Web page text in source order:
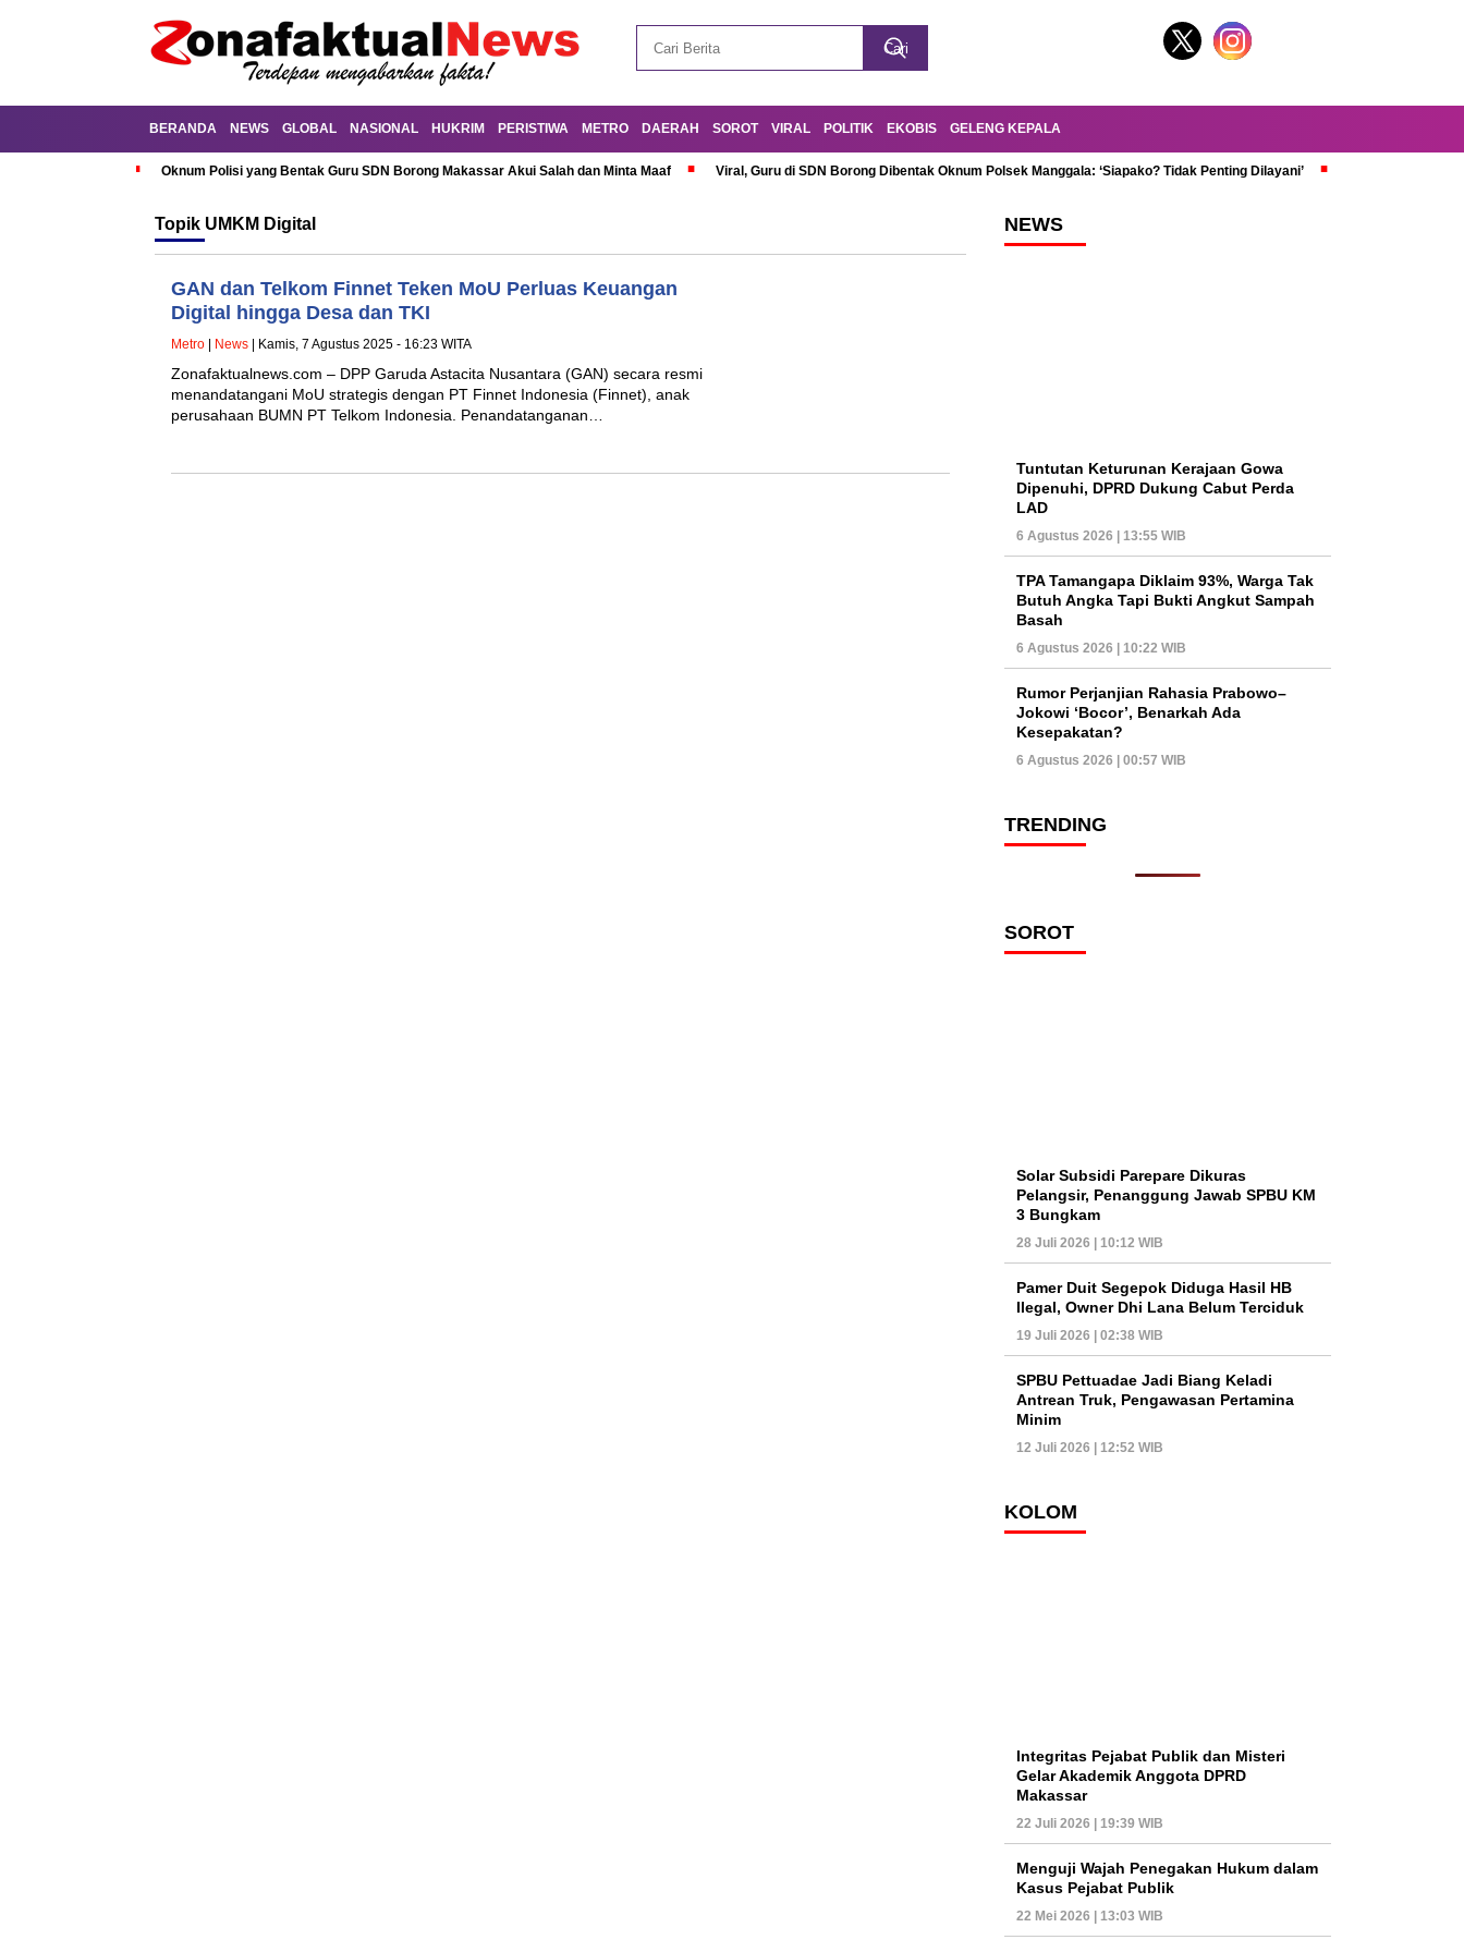
BERANDA NEWS GLOBAL NASIONAL HUKRIM PERISTIWA METRO DAERAH SOROT VIRAL POLITIK EKOBIS GELENG KEPALA
Oknum Polisi yang Bentak Guru SDN Borong Makassar Akui Salah dan Minta Maaf Viral, Guru di SDN Borong Dibentak Oknum Polsek Manggala: ‘Siapako? Tidak Penting Dilayani’
Topik UMKM Digital
GAN dan Telkom Finnet Teken MoU Perluas Keuangan
Digital hingga Desa dan TKI
Metro News | Kamis, 7 Agustus 2025 - 16:23 WITA
Zonafaktualnews.com – DPP Garuda Astacita Nusantara (GAN) secara resmi
menandatangani MoU strategis dengan PT Finnet Indonesia (Finnet), anak
perusahaan BUMN PT Telkom Indonesia. Penandatanganan…
NEWS
Tuntutan Keturunan Kerajaan Gowa
Dipenuhi, DPRD Dukung Cabut Perda
LAD
6 Agustus 2026 | 13:55 WIB
TPA Tamangapa Diklaim 93%, Warga Tak
Butuh Angka Tapi Bukti Angkut Sampah
Basah
6 Agustus 2026 | 10:22 WIB
Rumor Perjanjian Rahasia Prabowo–
Jokowi ‘Bocor’, Benarkah Ada
Kesepakatan?
6 Agustus 2026 | 00:57 WIB
TRENDING
SOROT
Solar Subsidi Parepare Dikuras
Pelangsir, Penanggung Jawab SPBU KM
3 Bungkam
28 Juli 2026 | 10:12 WIB
Pamer Duit Segepok Diduga Hasil HB
Ilegal, Owner Dhi Lana Belum Terciduk
19 Juli 2026 | 02:38 WIB
SPBU Pettuadae Jadi Biang Keladi
Antrean Truk, Pengawasan Pertamina
Minim
12 Juli 2026 | 12:52 WIB
KOLOM
Integritas Pejabat Publik dan Misteri
Gelar Akademik Anggota DPRD
Makassar
22 Juli 2026 | 19:39 WIB
Menguji Wajah Penegakan Hukum dalam
Kasus Pejabat Publik
22 Mei 2026 | 13:03 WIB